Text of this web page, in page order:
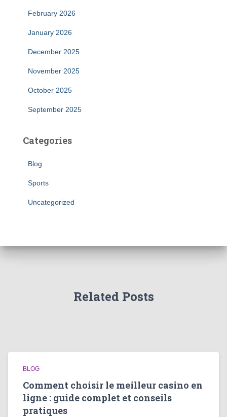
February 2026
January 2026
December 2025
November 2025
October 2025
September 2025
Categories
Blog
Sports
Uncategorized
Related Posts
BLOG
Comment choisir le meilleur casino en
ligne : guide complet et conseils
pratiques